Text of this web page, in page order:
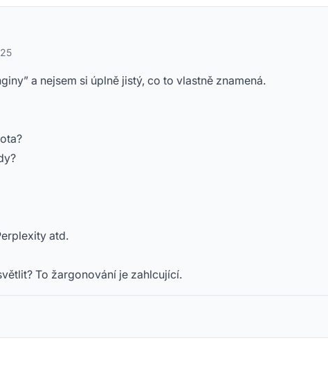
a nejsem si úplně jistý, co to vlastně znamená.
atd.
To žargonování je zahlcující.